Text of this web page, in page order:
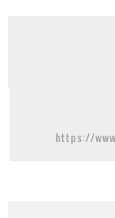
https://